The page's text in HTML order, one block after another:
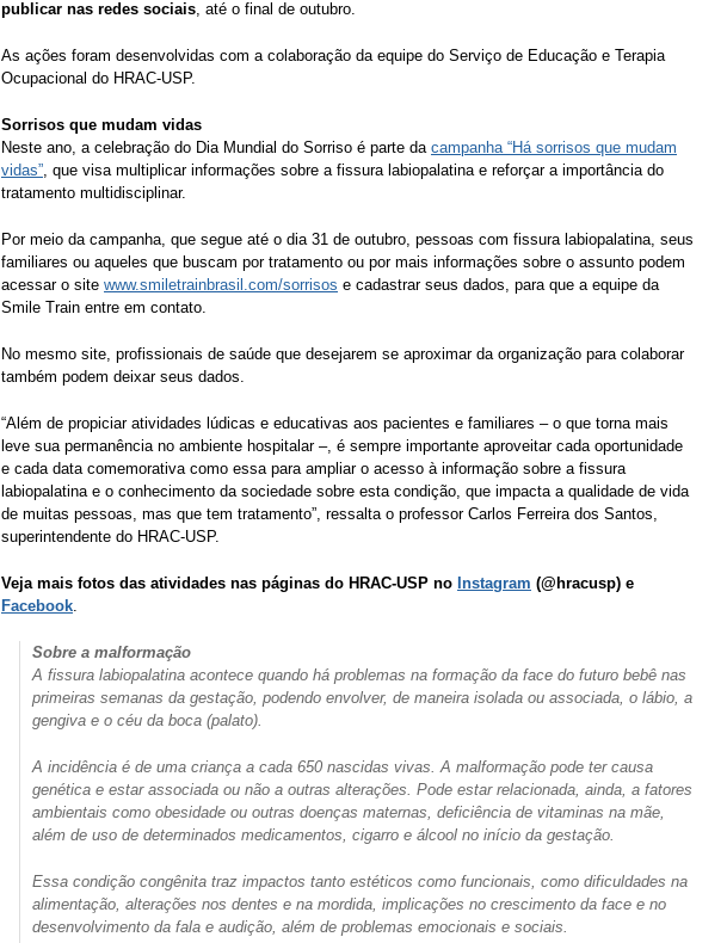
publicar nas redes sociais, até o final de outubro.
As ações foram desenvolvidas com a colaboração da equipe do Serviço de Educação e Terapia
Ocupacional do HRAC-USP.
Sorrisos que mudam vidas
Neste ano, a celebração do Dia Mundial do Sorriso é parte da campanha “Há sorrisos que mudam
vidas”, que visa multiplicar informações sobre a fissura labiopalatina e reforçar a importância do
tratamento multidisciplinar.
Por meio da campanha, que segue até o dia 31 de outubro, pessoas com fissura labiopalatina, seus
familiares ou aqueles que buscam por tratamento ou por mais informações sobre o assunto podem
acessar o site www.smiletrainbrasil.com/sorrisos e cadastrar seus dados, para que a equipe da
Smile Train entre em contato.
No mesmo site, profissionais de saúde que desejarem se aproximar da organização para colaborar
também podem deixar seus dados.
“Além de propiciar atividades lúdicas e educativas aos pacientes e familiares – o que torna mais
leve sua permanência no ambiente hospitalar –, é sempre importante aproveitar cada oportunidade
e cada data comemorativa como essa para ampliar o acesso à informação sobre a fissura
labiopalatina e o conhecimento da sociedade sobre esta condição, que impacta a qualidade de vida
de muitas pessoas, mas que tem tratamento”, ressalta o professor Carlos Ferreira dos Santos,
superintendente do HRAC-USP.
Veja mais fotos das atividades nas páginas do HRAC-USP no Instagram (@hracusp) e
Facebook.
Sobre a malformação
A fissura labiopalatina acontece quando há problemas na formação da face do futuro bebê nas
primeiras semanas da gestação, podendo envolver, de maneira isolada ou associada, o lábio, a
gengiva e o céu da boca (palato).
A incidência é de uma criança a cada 650 nascidas vivas. A malformação pode ter causa
genética e estar associada ou não a outras alterações. Pode estar relacionada, ainda, a fatores
ambientais como obesidade ou outras doenças maternas, deficiência de vitaminas na mãe,
além de uso de determinados medicamentos, cigarro e álcool no início da gestação.
Essa condição congênita traz impactos tanto estéticos como funcionais, como dificuldades na
alimentação, alterações nos dentes e na mordida, implicações no crescimento da face e no
desenvolvimento da fala e audição, além de problemas emocionais e sociais.